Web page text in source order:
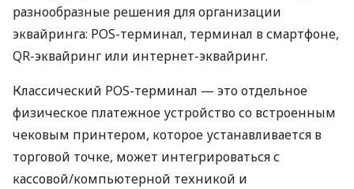
разнообразные решения для организации
эквайринга: POS-терминал, терминал в смартфоне,
QR-эквайринг или интернет-эквайринг.
Классический POS-терминал — это отдельное
физическое платежное устройство со встроенным
чековым принтером, которое устанавливается в
торговой точке, может интегрироваться с
кассовой/компьютерной техникой и